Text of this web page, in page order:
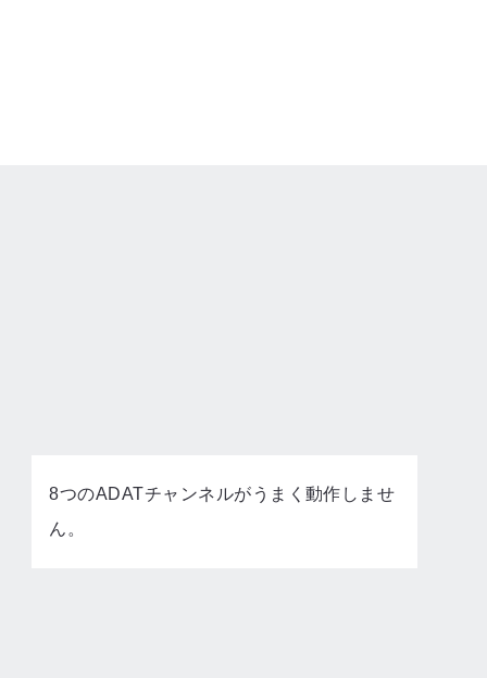
8つのADATチャンネルがうまく動作しませ
ん。